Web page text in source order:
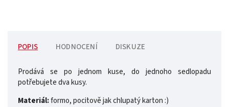
POPIS HODNOCENÍ DISKUZE
Prodává se po jednom kuse, do jednoho sedlopadu
potřebujete dva kusy.
Materiál:formo, pocitově jak chlupatý karton :)